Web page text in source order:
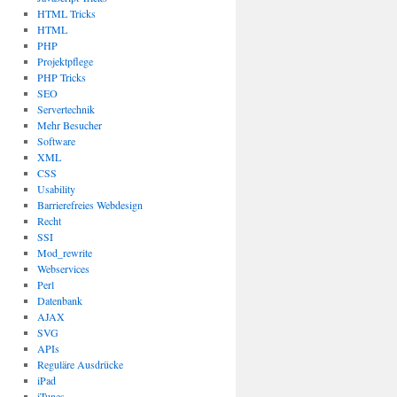
HTML Tricks
HTML
PHP
Projektpflege
PHP Tricks
SEO
Servertechnik
Mehr Besucher
Software
XML
CSS
Usability
Barrierefreies Webdesign
Recht
SSI
Mod_rewrite
Webservices
Perl
Datenbank
AJAX
SVG
APIs
Reguläre Ausdrücke
iPad